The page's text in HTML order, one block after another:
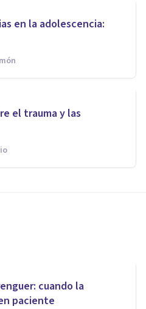
en la adolescencia:
el trauma y las
cuando la
paciente